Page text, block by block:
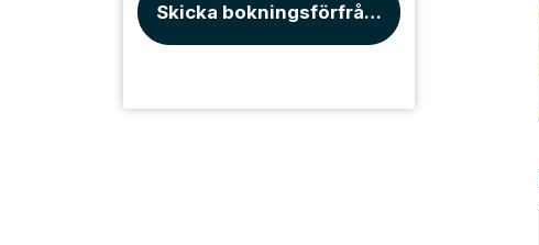
Skicka bokningsförfrågan